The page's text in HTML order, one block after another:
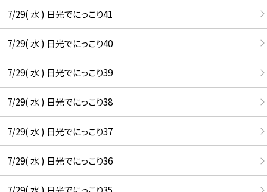
7/29( 水 ) 日光でにっこり41
7/29( 水 ) 日光でにっこり40
7/29( 水 ) 日光でにっこり39
7/29( 水 ) 日光でにっこり38
7/29( 水 ) 日光でにっこり37
7/29( 水 ) 日光でにっこり36